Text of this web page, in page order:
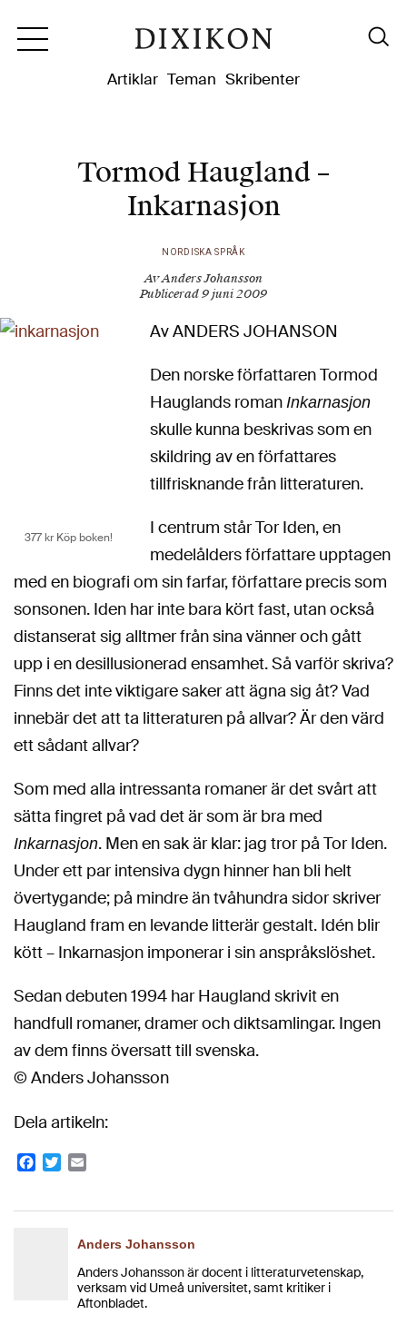
Artiklar Teman Skribenter
Tormod Haugland –
Inkarnasjon
NORDISKA SPRÅK
Av Anders Johansson
Publicerad 9 juni 2009
377 kr Köp boken!
Av ANDERS JOHANSON
Den norske författaren Tormod
Hauglands roman Inkarnasjon
skulle kunna beskrivas som en
skildring av en författares
tillfrisknande från litteraturen.
I centrum står Tor Iden, en
medelålders författare upptagen
med en biografi om sin farfar, författare precis som
sonsonen. Iden har inte bara kört fast, utan också
distanserat sig alltmer från sina vänner och gått
upp i en desillusionerad ensamhet. Så varför skriva?
Finns det inte viktigare saker att ägna sig åt? Vad
innebär det att ta litteraturen på allvar? Är den värd
ett sådant allvar?
Som med alla intressanta romaner är det svårt att
sätta fingret på vad det är som är bra med
Inkarnasjon. Men en sak är klar: jag tror på Tor Iden.
Under ett par intensiva dygn hinner han bli helt
övertygande; på mindre än tvåhundra sidor skriver
Haugland fram en levande litterär gestalt. Idén blir
kött – Inkarnasjon imponerar i sin anspråkslöshet.
Sedan debuten 1994 har Haugland skrivit en
handfull romaner, dramer och diktsamlingar. Ingen
av dem finns översatt till svenska.
© Anders Johansson
Dela artikeln:
Facebook
Twitter
Anders Johansson
Anders Johansson är docent i litteraturvetenskap,
verksam vid Umeå universitet, samt kritiker i
Aftonbladet.